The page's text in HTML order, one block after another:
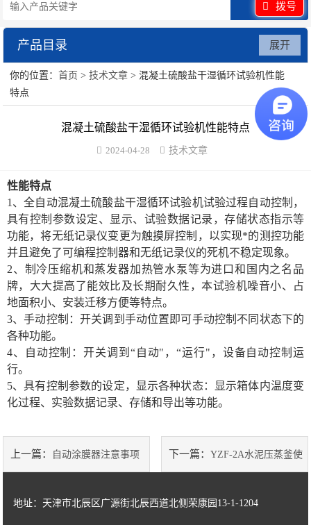
拨号
产品目录
水泥砂浆类试验仪器
防水卷材类试验仪器
陶瓷砖系列
土工类试验仪器
建筑节能类试验仪器
塑料管材检测试验机
展开
你的位置：首页 >技术文章 > 混凝土硫酸盐干湿循环试验机性能
特点
混凝土硫酸盐干湿循环试验机性能特点
2024-04-28 技术文章
性能特点
1、全自动混凝土硫酸盐干湿循环试验机试验过程自动控制，
具有控制参数设定、显示、试验数据记录，存储状态指示等
功能，将无纸记录仪变更为触摸屏控制，以实现*的测控功能
并且避免了可编程控制器和无纸记录仪的死机不稳定现象。
2、制冷压缩机和蒸发器加热管水泵等为进口和国内之名品
牌，大大提高了能效比及长期耐久性，本试验机噪音小、占
地面积小、安装迁移方便等特点。
3、手动控制：开关调到手动位置即可手动控制不同状态下的
各种功能。
4、自动控制：开关调到 “自动" ，“运行" ，设备自动控制运
行。
5、具有控制参数的设定，显示各种状态：显示箱体内温度变
化过程、实验数据记录、存储和导出等功能。
上一篇： 自动涂膜器注意事项 下一篇： YZF-2A水泥压蒸釜使
地址：天津市北辰区广源街北辰西道北侧荣康园13-1-1204